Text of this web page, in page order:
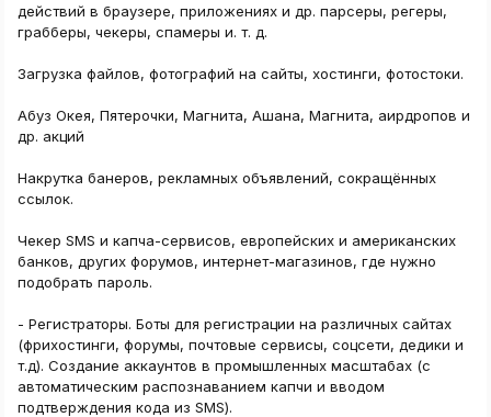
действий в браузере, приложениях и др. парсеры, регеры,
грабберы, чекеры, спамеры и. т. д.
Загрузка файлов, фотографий на сайты, хостинги, фотостоки.
Абуз Окея, Пятерочки, Магнита, Ашана, Магнита, аирдропов и
др. акций
Накрутка банеров, рекламных объявлений, сокращённых
ссылок.
Чекер SMS и капча-сервисов, европейских и американских
банков, других форумов, интернет-магазинов, где нужно
подобрать пароль.
- Регистраторы. Боты для регистрации на различных сайтах
(фрихостинги, форумы, почтовые сервисы, соцсети, дедики и
т.д). Создание аккаунтов в промышленных масштабах (с
автоматическим распознаванием капчи и вводом
подтверждения кода из SMS).